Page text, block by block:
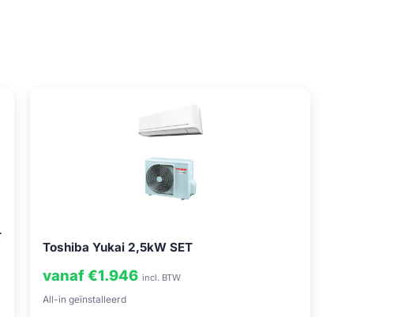
Toshiba Yukai 2,5kW SET
vanaf €1.946 incl. BTW
All-in geïnstalleerd